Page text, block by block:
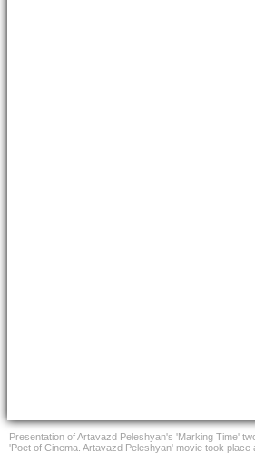
Presentation of Artavazd Peleshyan's 'Marking Time'
'Poet of Cinema. Artavazd Peleshyan' movie took place